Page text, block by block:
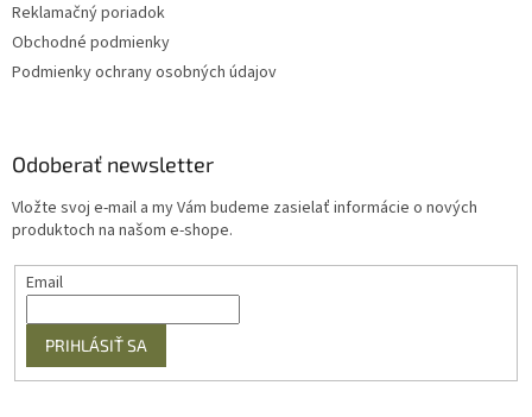
Reklamačný poriadok
Obchodné podmienky
Podmienky ochrany osobných údajov
Odoberať newsletter
Vložte svoj e-mail a my Vám budeme zasielať informácie o nových
produktoch na našom e-shope.
Email
PRIHLÁSIŤ SA